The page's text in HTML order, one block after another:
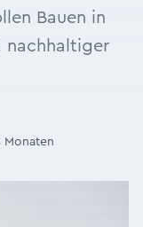
Bauen in
nachhaltiger